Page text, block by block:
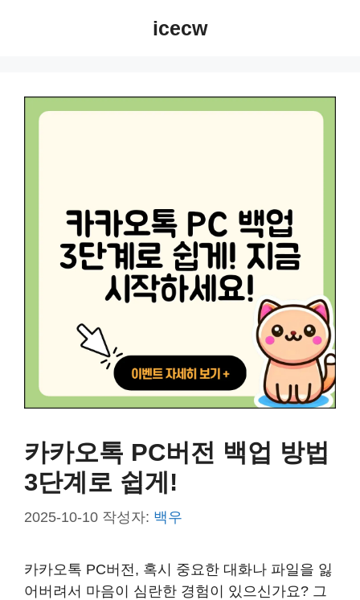
icecw
카카오톡 PC버전 백업 방법
3단계로 쉽게!
2025-10-10 작성자: 백우
카카오톡 PC버전, 혹시 중요한 대화나 파일을 잃
어버려서 마음이 심란한 경험이 있으신가요? 그